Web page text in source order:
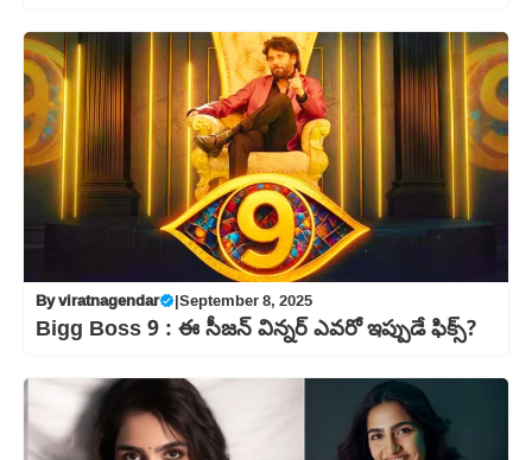
Byviratnagendar |September 8, 2025
Bigg Boss 9 : ఈ సీజన్‌ విన్నర్ ఎవరో ఇప్పుడే ఫిక్స్‌?